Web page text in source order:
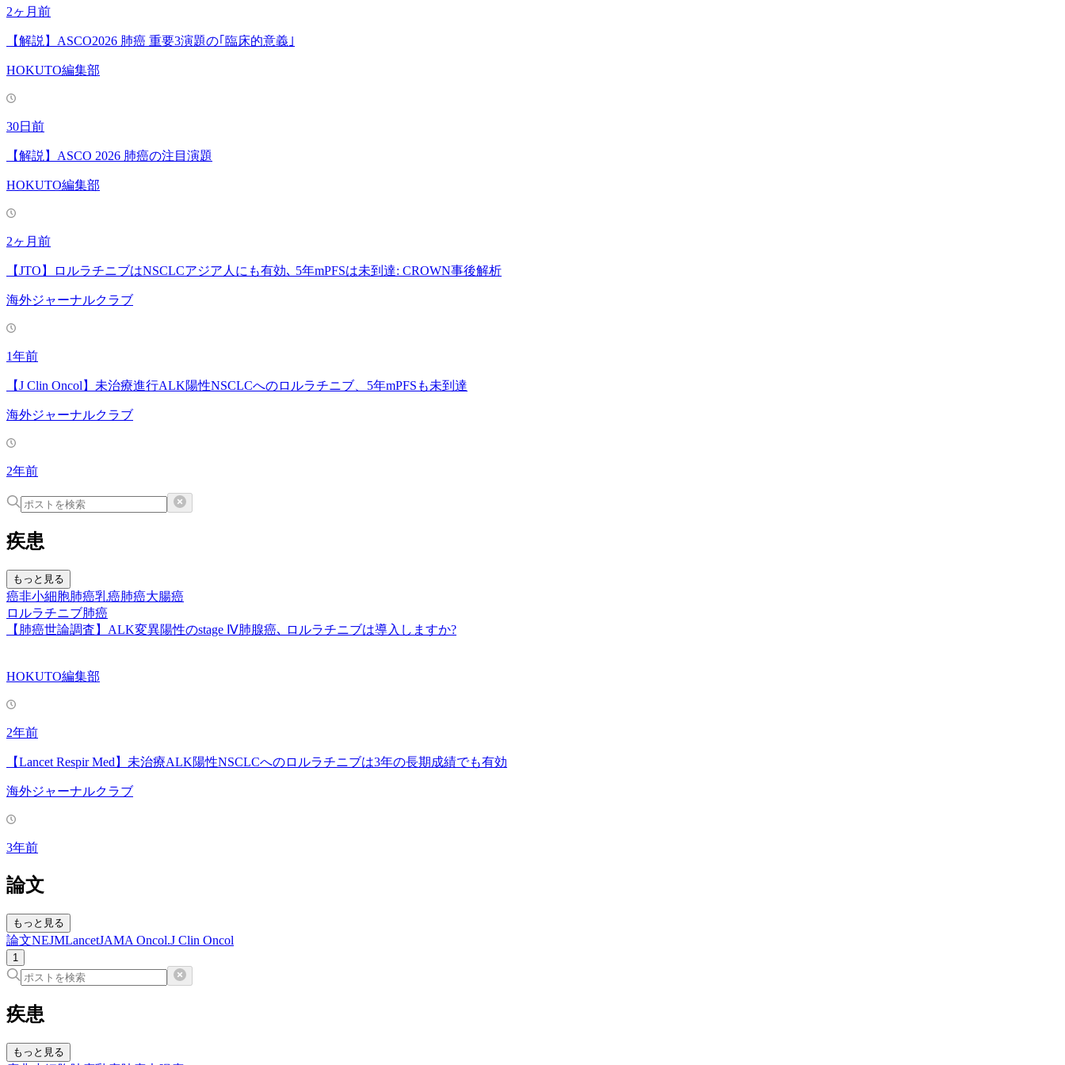
2ヶ月前
【解説】ASCO2026 肺癌 重要3演題の｢臨床的意義｣
HOKUTO編集部
30日前
【解説】ASCO 2026 肺癌の注目演題
HOKUTO編集部
2ヶ月前
【JTO】ロルラチニブはNSCLCアジア人にも有効､ 5年mPFSは未到達: CROWN事後解析
海外ジャーナルクラブ
1年前
【J Clin Oncol】未治療進行ALK陽性NSCLCへのロルラチニブ、5年mPFSも未到達
海外ジャーナルクラブ
2年前
疾患
もっと見る
癌非小細胞肺癌乳癌肺癌大腸癌
ロルラチニブ肺癌
【肺癌世論調査】ALK変異陽性のstage Ⅳ肺腺癌､ ロルラチニブは導入しますか?
HOKUTO編集部
2年前
【Lancet Respir Med】未治療ALK陽性NSCLCへのロルラチニブは3年の長期成績でも有効
海外ジャーナルクラブ
3年前
論文
もっと見る
論文NEJMLancetJAMA Oncol.J Clin Oncol
1
疾患
もっと見る